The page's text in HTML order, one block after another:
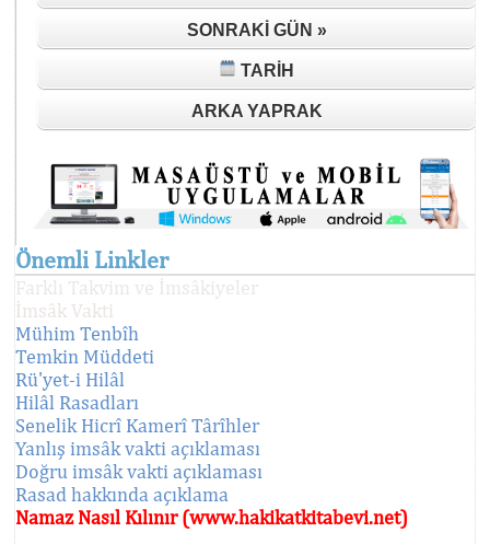
SONRAKI GÜN »
TARIH
ARKA YAPRAK
Önemli Linkler
Farklı Takvim ve İmsâkiyeler
İmsâk Vakti
Mühim Tenbîh
Temkin Müddeti
Rü'yet-i Hilâl
Hilâl Rasadları
Senelik Hicrî Kamerî Târîhler
Yanlış imsâk vakti açıklaması
Doğru imsâk vakti açıklaması
Rasad hakkında açıklama
Namaz Nasıl Kılınır (www.hakikatkitabevi.net)